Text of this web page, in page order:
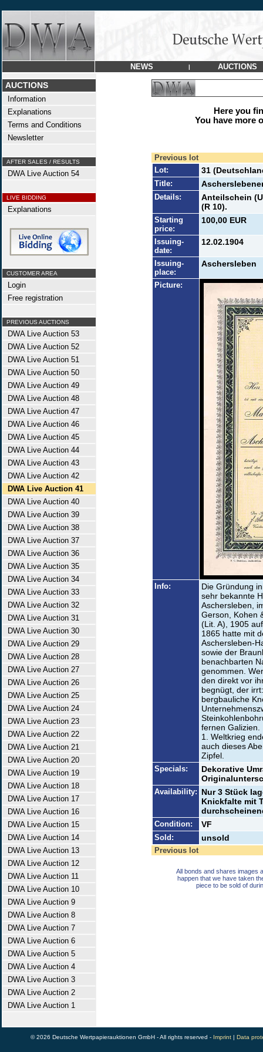
NEWS | AUCTIONS
AUCTIONS
Information
Explanations
Terms and Conditions
Newsletter
AFTER SALES / RESULTS
DWA Live Auction 54
LIVE BIDDING
Explanations
CUSTOMER AREA
Login
Free registration
PREVIOUS AUCTIONS
DWA Live Auction 53
DWA Live Auction 52
DWA Live Auction 51
DWA Live Auction 50
DWA Live Auction 49
DWA Live Auction 48
DWA Live Auction 47
DWA Live Auction 46
DWA Live Auction 45
DWA Live Auction 44
DWA Live Auction 43
DWA Live Auction 42
DWA Live Auction 41
DWA Live Auction 40
DWA Live Auction 39
DWA Live Auction 38
DWA Live Auction 37
DWA Live Auction 36
DWA Live Auction 35
DWA Live Auction 34
DWA Live Auction 33
DWA Live Auction 32
DWA Live Auction 31
DWA Live Auction 30
DWA Live Auction 29
DWA Live Auction 28
DWA Live Auction 27
DWA Live Auction 26
DWA Live Auction 25
DWA Live Auction 24
DWA Live Auction 23
DWA Live Auction 22
DWA Live Auction 21
DWA Live Auction 20
DWA Live Auction 19
DWA Live Auction 18
DWA Live Auction 17
DWA Live Auction 16
DWA Live Auction 15
DWA Live Auction 14
DWA Live Auction 13
DWA Live Auction 12
DWA Live Auction 11
DWA Live Auction 10
DWA Live Auction 9
DWA Live Auction 8
DWA Live Auction 7
DWA Live Auction 6
DWA Live Auction 5
DWA Live Auction 4
DWA Live Auction 3
DWA Live Auction 2
DWA Live Auction 1
Here you
You have more
Previous lot
Lot:
31
Title:
Details:
Anteilschein
(R 10).
Starting
price:
100,00 EUR
Issuing-
date:
12.02.1904
Issuing-
place:
Aschersleben
Picture:
Info:
Die Gründung
sehr bekannte
Aschersleben,
Gerson, Kohen
(Lit. A), 1905
1865 hatte mit
Aschersleben-
sowie der
benachbarten
genommen.
den direkt vor
begnügt, der
bergbauliche
fernen Galizien.
1. Weltkrieg
auch dieses
Zipfel.
Specials:
Dekorative
Availability: Nur 3 Stück
Knickfalte mit
Condition: VF
Sold: unsold
Previous lot
All bonds and shares images
happen that we have taken
piece to be sold of
© 2026 Deutsche Wertpapierauktionen GmbH - All rights reserved - Imprint| Data